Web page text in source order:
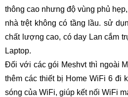
thông cao nhưng độ vùng phủ hẹp,
nhà trệt không có tầng lầu. sử
chất lượng cao, có day Lan cắm
Laptop.
Đối với các gói Meshvt thì ngoài
thêm các thiết bị Home WiFi 6 đi
sóng của WiFi, giúp kết nối WiFi